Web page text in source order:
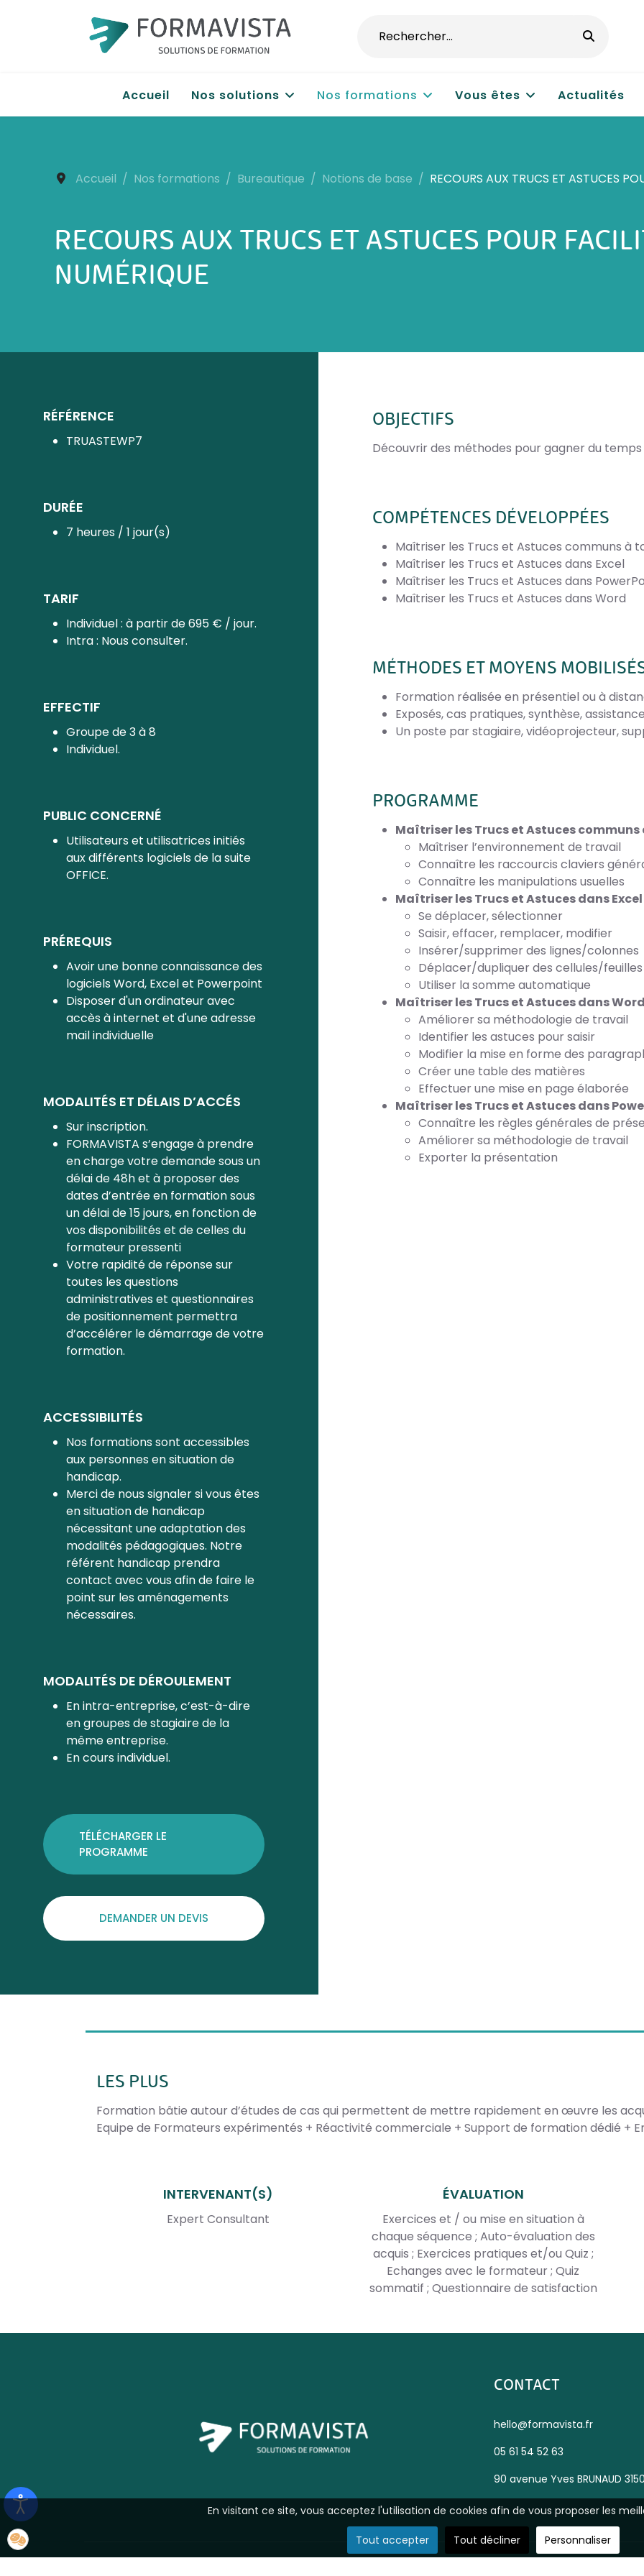
Accueil Nos solutions Nos formations Vous êtes Actualités
Accueil Nos formations Bureautique Notions de base RECOURS AUX TRUCS ET ASTUCES
RECOURS AUX TRUCS ET ASTUCES POUR
NUMÉRIQUE
RÉFÉRENCE
TRUASTEWP7
DURÉE
7 heures / 1 jour(s)
TARIF
Individuel : à partir de 695 € / jour.
Intra : Nous consulter.
EFFECTIF
Groupe de 3 à 8
Individuel.
PUBLIC CONCERNÉ
Utilisateurs et utilisatrices initiés
aux différents logiciels de la suite
OFFICE.
PRÉREQUIS
Avoir une bonne connaissance des
logiciels Word, Excel et Powerpoint
Disposer d'un ordinateur avec
accès à internet et d'une adresse
mail individuelle
MODALITÉS ET DÉLAIS D’ACCÉS
Sur inscription.
FORMAVISTA s’engage à prendre
en charge votre demande sous un
délai de 48h et à proposer des
dates d’entrée en formation sous
un délai de 15 jours, en fonction de
vos disponibilités et de celles du
formateur pressenti
Votre rapidité de réponse sur
toutes les questions
administratives et questionnaires
de positionnement permettra
d’accélérer le démarrage de votre
formation.
ACCESSIBILITÉS
Nos formations sont accessibles
aux personnes en situation de
handicap.
Merci de nous signaler si vous êtes
en situation de handicap
nécessitant une adaptation des
modalités pédagogiques. Notre
référent handicap prendra
contact avec vous afin de faire le
point sur les aménagements
nécessaires.
MODALITÉS DE DÉROULEMENT
En intra-entreprise, c’est-à-dire
en groupes de stagiaire de la
même entreprise.
En cours individuel.
TÉLÉCHARGER LE
PROGRAMME
DEMANDER UN DEVIS
OBJECTIFS
Découvrir des méthodes pour gagner du
COMPÉTENCES DÉVELOPPÉES
Maîtriser les Trucs et Astuces communs à
Maîtriser les Trucs et Astuces dans Excel
Maîtriser les Trucs et Astuces dans
Maîtriser les Trucs et Astuces dans Word
MÉTHODES ET MOYENS
Formation réalisée en présentiel ou à
Exposés, cas pratiques, synthèse,
Un poste par stagiaire, vidéoprojecteur,
PROGRAMME
Maîtriser les Trucs et Astuces
Maîtriser l’environnement de travail
Connaître les raccourcis claviers
Connaître les manipulations usuelles
Maîtriser les Trucs et Astuces dans Excel
Se déplacer, sélectionner
Saisir, effacer, remplacer, modifier
Insérer/supprimer des lignes/colonnes
Déplacer/dupliquer des cellules/feuilles
Utiliser la somme automatique
Maîtriser les Trucs et Astuces dans Word
Améliorer sa méthodologie de travail
Identifier les astuces pour saisir
Modifier la mise en forme des
Créer une table des matières
Effectuer une mise en page élaborée
Maîtriser les Trucs et Astuces dans
Connaître les règles générales de
Améliorer sa méthodologie de travail
Exporter la présentation
LES PLUS
Formation bâtie autour d’études de cas qui permettent de mettre rapidement en œuvre les
Equipe de Formateurs expérimentés + Réactivité commerciale + Support de formation dédié +
INTERVENANT(S)
Expert Consultant
ÉVALUATION
Exercices et / ou mise en situation à
chaque séquence ; Auto-évaluation des
acquis ; Exercices pratiques et/ou Quiz ;
Echanges avec le formateur ; Quiz
sommatif ; Questionnaire de satisfaction
CONTACT
hello@formavista.fr
05 61 54 52 63
90 avenue Yves BRUNAUD
En visitant ce site, vous acceptez l'utilisation de cookies afin de vous proposer les
Tout accepter Tout décliner Personnaliser